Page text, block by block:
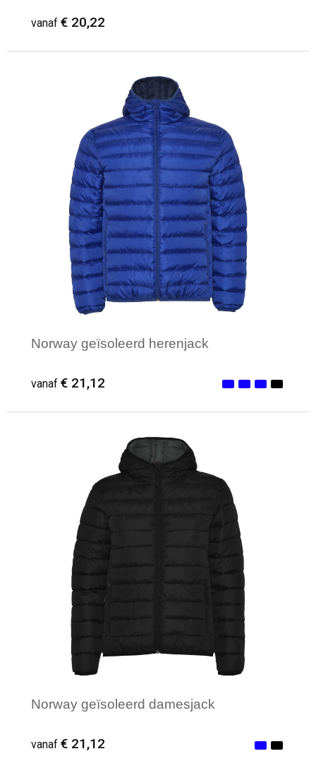
vanaf € 20,22
Minimale afname: 1
Norway geïsoleerd herenjack
vanaf € 21,12
Minimale afname: 1
Norway geïsoleerd damesjack
vanaf € 21,12